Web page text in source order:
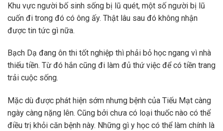
Khu vực người bố sinh sống bị lũ quét, một số người bị lũ
cuốn đi trong đó có ông ấy. Thật lâu sau đó không nhận
được tin tức gì nữa.
Bạch Dạ đang ôn thi tốt nghiệp thì phải bỏ học ngang vì nhà
thiếu tiền. Từ đó hắn cũng đi làm đủ thứ việc để có tiền trang
trải cuộc sống.
Mặc dù được phát hiện sớm nhưng bệnh của Tiếu Mạt càng
ngày càng nặng lên. Cũng bởi chưa có loại thuốc nào có thể
điều trị khỏi căn bệnh này. Những gì y học có thể làm chính là